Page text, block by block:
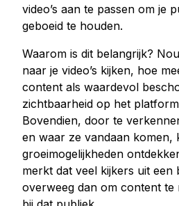
Tiktok Diensten
Tiktok live beelden kopen
Tiktok uitzicht kopen
Twitter Diensten
Twitter volgers kopen
Twitter X Impressies kopen
Kopen Twitter likes
video’s aan te passen om je
geboeid te houden.
Waarom is dit belangrijk?
naar je video’s kijken, hoe
content als waardevol
zichtbaarheid op het
Bovendien, door te
en waar ze vandaan komen,
groeimogelijkheden
merkt dat veel kijkers uit een
overweeg dan om content te